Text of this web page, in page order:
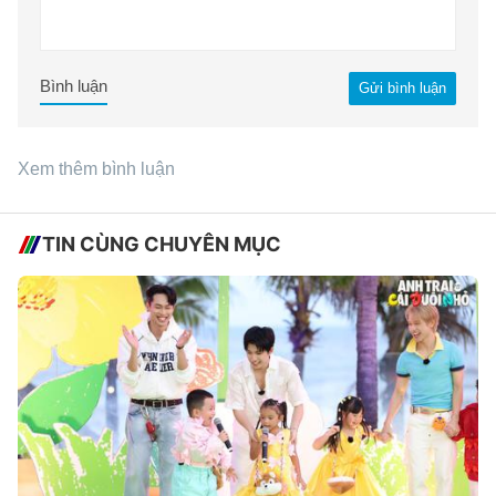
Gửi bình luận
Bình luận
Xem thêm bình luận
TIN CÙNG CHUYÊN MỤC